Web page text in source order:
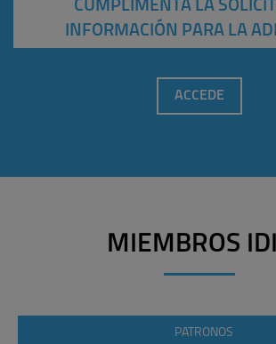
CUMPLIMENTA LA
INFORMACIÓN PARA LA
ACCEDE
MIEMBROS
PATRONOS